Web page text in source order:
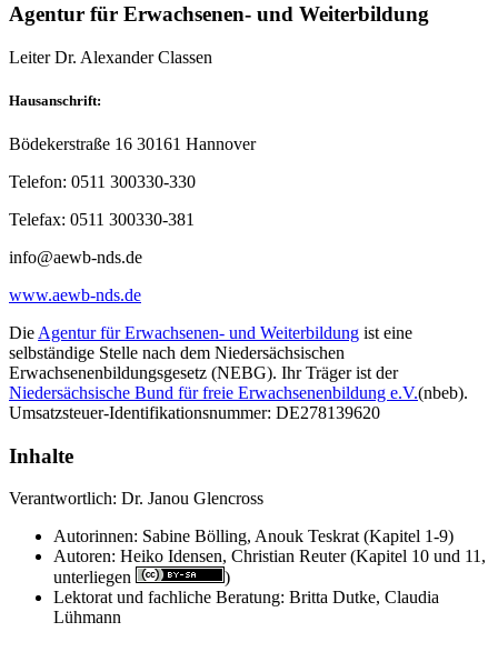
Agentur für Erwachsenen- und Weiterbildung
Leiter Dr. Alexander Classen
Hausanschrift:
Bödekerstraße 16 30161 Hannover
Telefon: 0511 300330-330
Telefax: 0511 300330-381
info@aewb-nds.de
www.aewb-nds.de
Die Agentur für Erwachsenen- und Weiterbildung ist eine
selbständige Stelle nach dem Niedersächsischen
Erwachsenenbildungsgesetz (NEBG). Ihr Träger ist der
Niedersächsische Bund für freie Erwachsenenbildung e.V.(nbeb).
Umsatzsteuer-Identifikationsnummer: DE278139620
Inhalte
Verantwortlich: Dr. Janou Glencross
Autorinnen: Sabine Bölling, Anouk Teskrat (Kapitel 1-9)
Autoren: Heiko Idensen, Christian Reuter (Kapitel 10 und 11,
unterliegen
)
Lektorat und fachliche Beratung: Britta Dutke, Claudia
Lühmann